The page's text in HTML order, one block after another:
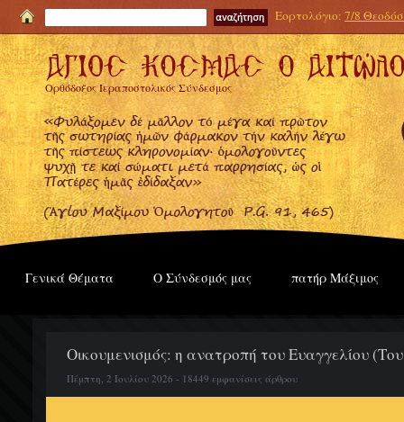
Εορτολόγιο: 7/8
Ορθόδοξος Ιεραποστολικός Σύνδεσμος
Γενικά Θέματα Ο Σύνδεσμός μας πατήρ Μάξιμος
Οικουμενισμός: η ανατροπή του Ευαγγελίου
Πέμπτη, 2 Ιουλίου 2026 - 18449 εμφανίσεις άρθρου